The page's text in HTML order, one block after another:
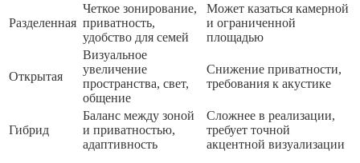
Разделенная
Четкое зонирование,
приватность,
удобство для семей
Может казаться камерной
и ограниченной
площадью
Открытая
Визуальное
увеличение
пространства, свет,
общение
Снижение приватности,
требования к акустике
Гибрид
Баланс между зоной
и приватностью,
адаптивность
Сложнее в реализации,
требует точной
акцентной визуализации